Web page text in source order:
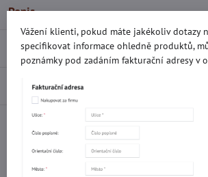
Popis
Recenze 0
Diskuse 0
Facebook TwitterBluesky
Potřebujete poradit s
Vážení klienti, pokud máte jakékoliv dotazy
specifikovat informace ohledně produktů,
poznámky pod zadáním fakturační adresy v